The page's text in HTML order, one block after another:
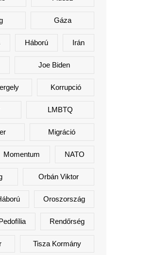
Gáza
Háború Irán
Joe Biden
Korrupció
LMBTQ
Migráció
Momentum NATO
Orbán Viktor
Oroszország
Rendőrség
Tisza Kormány